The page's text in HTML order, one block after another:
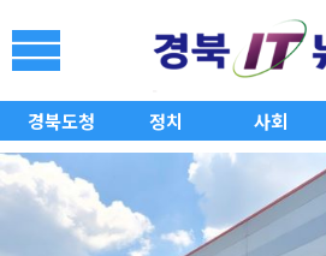
경북도청 정치 사회